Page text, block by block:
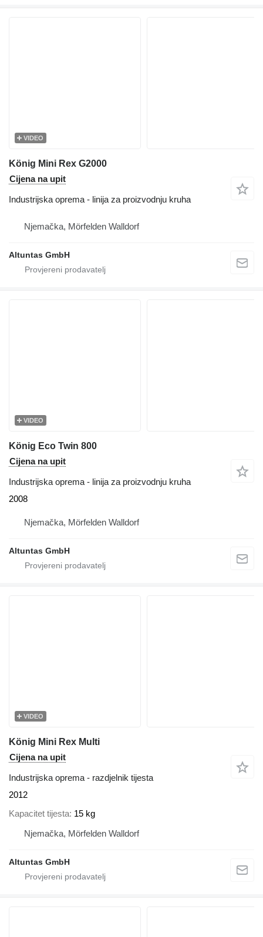
VIDEO
König Mini Rex G2000
Cijena na upit
Industrijska oprema - linija za proizvodnju kruha
Njemačka, Mörfelden Walldorf
Altuntas GmbH
VIDEO
König Eco Twin 800
Cijena na upit
Industrijska oprema - linija za proizvodnju kruha
2008
Njemačka, Mörfelden Walldorf
Altuntas GmbH
VIDEO
König Mini Rex Multi
Cijena na upit
Industrijska oprema - razdjelnik tijesta
2012
Kapacitet tijesta 15 kg
Njemačka, Mörfelden Walldorf
Altuntas GmbH